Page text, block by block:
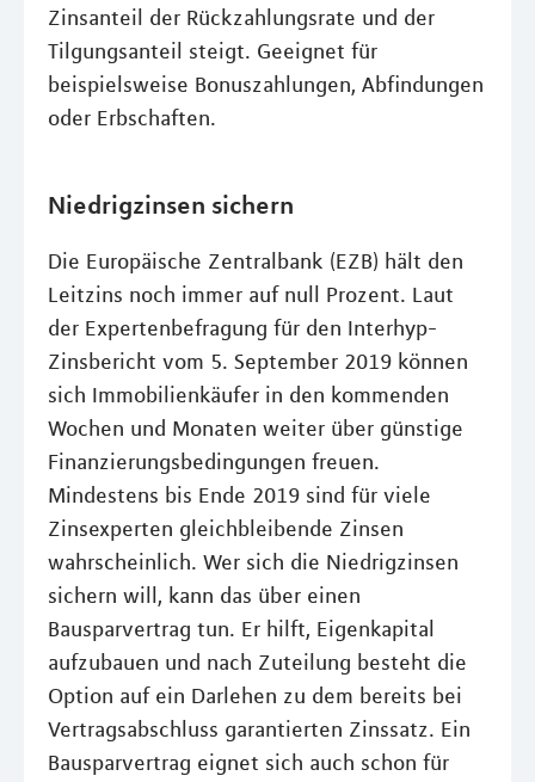
Zinsanteil der Rückzahlungsrate und der
Tilgungsanteil steigt. Geeignet für
beispielsweise Bonuszahlungen, Abfindungen
oder Erbschaften.
Niedrigzinsen sichern
Die Europäische Zentralbank (EZB) hält den
Leitzins noch immer auf null Prozent. Laut
der Expertenbefragung für den Interhyp-
Zinsbericht vom 5. September 2019 können
sich Immobilienkäufer in den kommenden
Wochen und Monaten weiter über günstige
Finanzierungsbedingungen freuen.
Mindestens bis Ende 2019 sind für viele
Zinsexperten gleichbleibende Zinsen
wahrscheinlich. Wer sich die Niedrigzinsen
sichern will, kann das über einen
Bausparvertrag tun. Er hilft, Eigenkapital
aufzubauen und nach Zuteilung besteht die
Option auf ein Darlehen zu dem bereits bei
Vertragsabschluss garantierten Zinssatz. Ein
Bausparvertrag eignet sich auch schon für